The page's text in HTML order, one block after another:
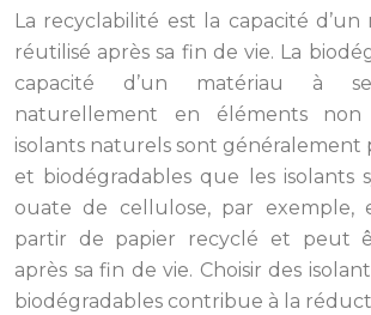
La recyclabilité est la capacité
réutilisé après sa fin de vie. La
capacité d’un matériau à se
naturellement en éléments non
isolants naturels sont généralement
et biodégradables que les isolants
ouate de cellulose, par exemple,
partir de papier recyclé et peut
après sa fin de vie. Choisir des
biodégradables contribue à la